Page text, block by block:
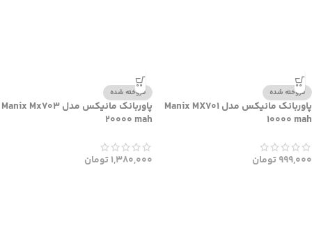
فروخته شده
پاوربانک مانیکس مدل Manix MX701
10000 mah
999,000تومان
فروخته شده
پاوربانک مانیکس مدل Manix Mx703
20000 mah
1,380,000تومان